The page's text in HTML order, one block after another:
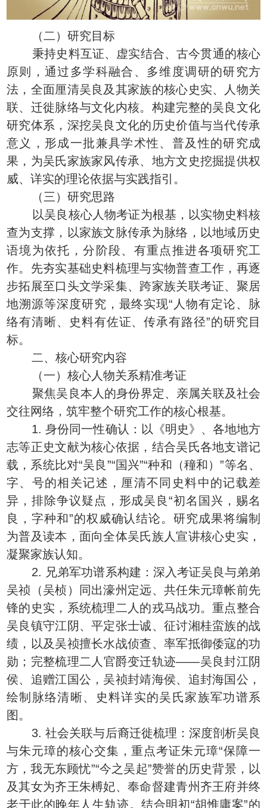
（二）研究目标
秉持史料互证、虚实结合、古今贯通的核心
原则，通过多学科融合、多维度调研的研究方
法，全面厘清吴良及其家族的核心史实、人物关
联、迁徙脉络与文化内核。构建完整的吴良文化
研究体系，深挖吴良文化的历史价值与当代传承
意义，形成一批兼具学术性、普及性的研究成
果，为吴氏家族家风传承、地方文史挖掘提供权
威、详实的理论依据与实践指引。
（三）研究思路
以吴良核心人物考证为根基，以实物史料核
查为支撑，以家族文脉传承为脉络，以地域历史
语境为依托，分阶段、有重点推进各项研究工
作。先夯实基础史料梳理与实物普查工作，再逐
步拓展至口头文学采集、跨家族关联考证、聚居
地溯源等深度研究，最终实现“人物有定论、脉
络有清晰、史料有佐证、传承有路径”的研究目
标。
二、核心研究内容
（一）核心人物关系精准考证
聚焦吴良本人的身份界定、亲属关联及社会
交往网络，筑牢整个研究工作的核心根基。
1. 身份同一性确认：以《明史》、各地地方
志等正史文献为核心依据，结合吴氏各地支谱记
载，系统比对“吴良”“国兴”“种和（穜和）”等名、
字、号的相关记述，厘清不同史料中的记载差
异，排除争议疑点，形成吴良“初名国兴，赐名
良，字种和”的权威确认结论。研究成果将编制
为普及读本，面向全体吴氏族人宣讲核心史实，
凝聚家族认知。
2. 兄弟军功谱系构建：深入考证吴良与弟弟
吴祯（吴桢）同出濠州定远、共任朱元璋帐前先
锋的史实，系统梳理二人的戎马战功。重点整合
吴良镇守江阴、平定张士诚、征讨湘桂蛮族的战
绩，以及吴祯擅长水战侦查、率军抵御倭寇的功
勋；完整梳理二人官爵变迁轨迹——吴良封江阴
侯、追赠江国公，吴祯封靖海侯、追封海国公，
绘制脉络清晰、史料详实的吴氏家族军功谱系
图。
3. 社会关联与后裔迁徙梳理：深度剖析吴良
与朱元璋的核心交集，重点考证朱元璋“保障一
方，我无东顾忧”“今之吴起”赞誉的历史背景，以
及其女为齐王朱榑妃、奉命督建青州齐王府并终
老于此的晚年人生轨迹。结合明初“胡惟庸案”的